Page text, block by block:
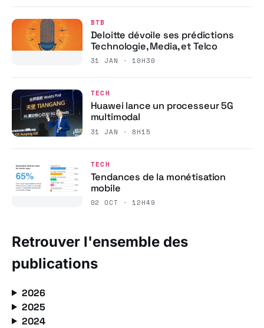
BTB
Deloitte dévoile ses prédictions
Technologie, Media, et Telco
31 JAN · 10H30
TECH
Huawei lance un processeur 5G
multimodal
31 JAN · 8H15
TECH
Tendances de la monétisation
mobile
02 OCT · 12H49
Retrouver l'ensemble des
publications
2026
2025
2024